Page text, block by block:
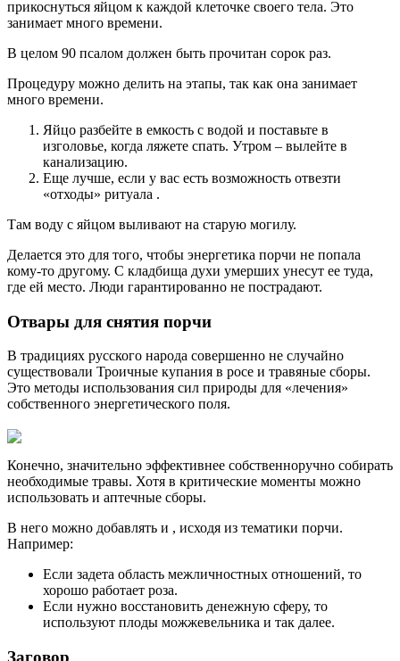
прикоснуться яйцом к каждой клеточке своего тела. Это
занимает много времени.
В целом 90 псалом должен быть прочитан сорок раз.
Процедуру можно делить на этапы, так как она занимает
много времени.
Яйцо разбейте в емкость с водой и поставьте в
изголовье, когда ляжете спать. Утром – вылейте в
канализацию.
Еще лучше, если у вас есть возможность отвезти
«отходы» ритуала .
Там воду с яйцом выливают на старую могилу.
Делается это для того, чтобы энергетика порчи не попала
кому-то другому. С кладбища духи умерших унесут ее туда,
где ей место. Люди гарантированно не пострадают.
Отвары для снятия порчи
В традициях русского народа совершенно не случайно
существовали Троичные купания в росе и травяные сборы.
Это методы использования сил природы для «лечения»
собственного энергетического поля.
Конечно, значительно эффективнее собственноручно собирать
необходимые травы. Хотя в критические моменты можно
использовать и аптечные сборы.
В него можно добавлять и , исходя из тематики порчи.
Например:
Если задета область межличностных отношений, то
хорошо работает роза.
Если нужно восстановить денежную сферу, то
используют плоды можжевельника и так далее.
Заговор